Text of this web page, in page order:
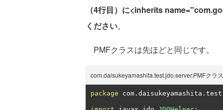
（4行目）に<inherits
ください。
PMFクラスは先ほどと同じです。
com.daisukeyamashita.test.jdo.server.PMFクラス
package com . daisukeyamashita . test